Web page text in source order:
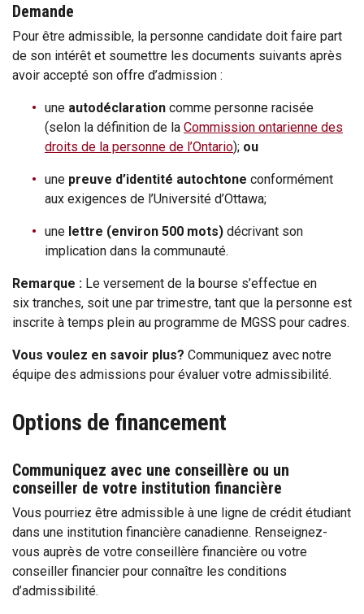
Demande
Pour être admissible, la personne candidate doit faire part
de son intérêt et soumettre les documents suivants après
avoir accepté son offre d’admission :
une autodéclaration comme personne racisée
(selon la définition de la Commission ontarienne des
droits de la personne de l’Ontario); ou
une preuve d’identité autochtone conformément
aux exigences de l’Université d’Ottawa;
une lettre (environ 500 mots) décrivant son
implication dans la communauté.
Remarque : Le versement de la bourse s’effectue en
six tranches, soit une par trimestre, tant que la personne est
inscrite à temps plein au programme de MGSS pour cadres.
Vous voulez en savoir plus? Communiquez avec notre
équipe des admissions pour évaluer votre admissibilité.
Options de financement
Communiquez avec une conseillère ou un
conseiller de votre institution financière
Vous pourriez être admissible à une ligne de crédit étudiant
dans une institution financière canadienne. Renseignez-
vous auprès de votre conseillère financière ou votre
conseiller financier pour connaître les conditions
d’admissibilité.